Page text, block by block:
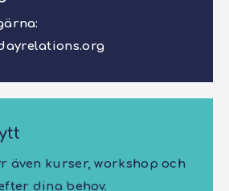
även kurser, workshop och
dina behov.